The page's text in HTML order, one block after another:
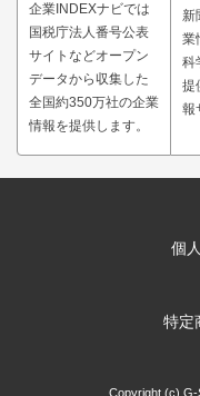
企業INDEXナビでは
国税庁法人番号公表
サイトなどオープン
データから収集した
全国約350万社の企業
情報を提供します。
新
業
科
提
報
個
特定
Copyright (c) G-